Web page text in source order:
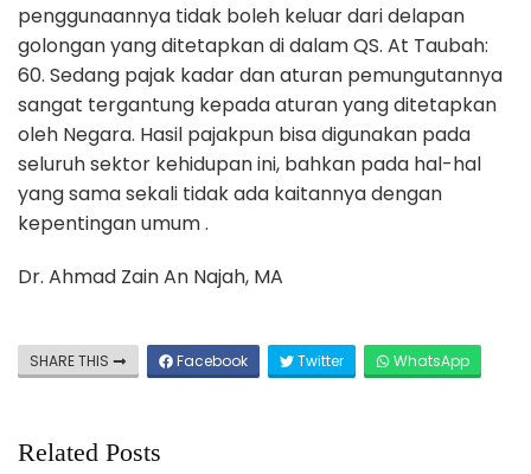
penggunaannya tidak boleh keluar dari delapan
golongan yang ditetapkan di dalam QS. At Taubah:
60. Sedang pajak kadar dan aturan pemungutannya
sangat tergantung kepada aturan yang ditetapkan
oleh Negara. Hasil pajakpun bisa digunakan pada
seluruh sektor kehidupan ini, bahkan pada hal-hal
yang sama sekali tidak ada kaitannya dengan
kepentingan umum .
Dr. Ahmad Zain An Najah, MA
SHARE THIS Facebook Twitter WhatsApp
Related Posts